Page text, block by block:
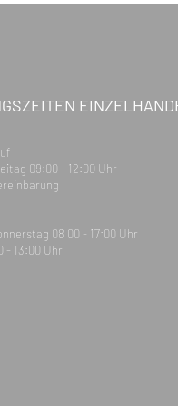
09:00 - 12:00 Uhr
08.00 - 17:00 Uhr
- 13:00 Uhr